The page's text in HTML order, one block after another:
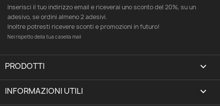
Inserisci il tuo indirizzo email e riceverai uno sconto del 20%, su un
adesivo, se ordini almeno 2 adesivi.
Inoltre potresti ricevere sconti e promozioni in futuro!
Nel rispetto della tua casella mail
PRODOTTI 
INFORMAZIONI UTILI 